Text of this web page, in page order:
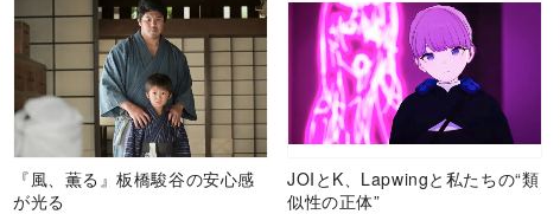
『風、薫る』板橋駿谷の安心感
が光る
JOIとK、Lapwingと私たちの“類
似性の正体”